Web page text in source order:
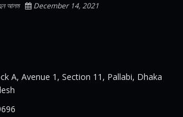
আলম December 14, 2021
A, Avenue 1, Section 11, Pallabi, Dhaka